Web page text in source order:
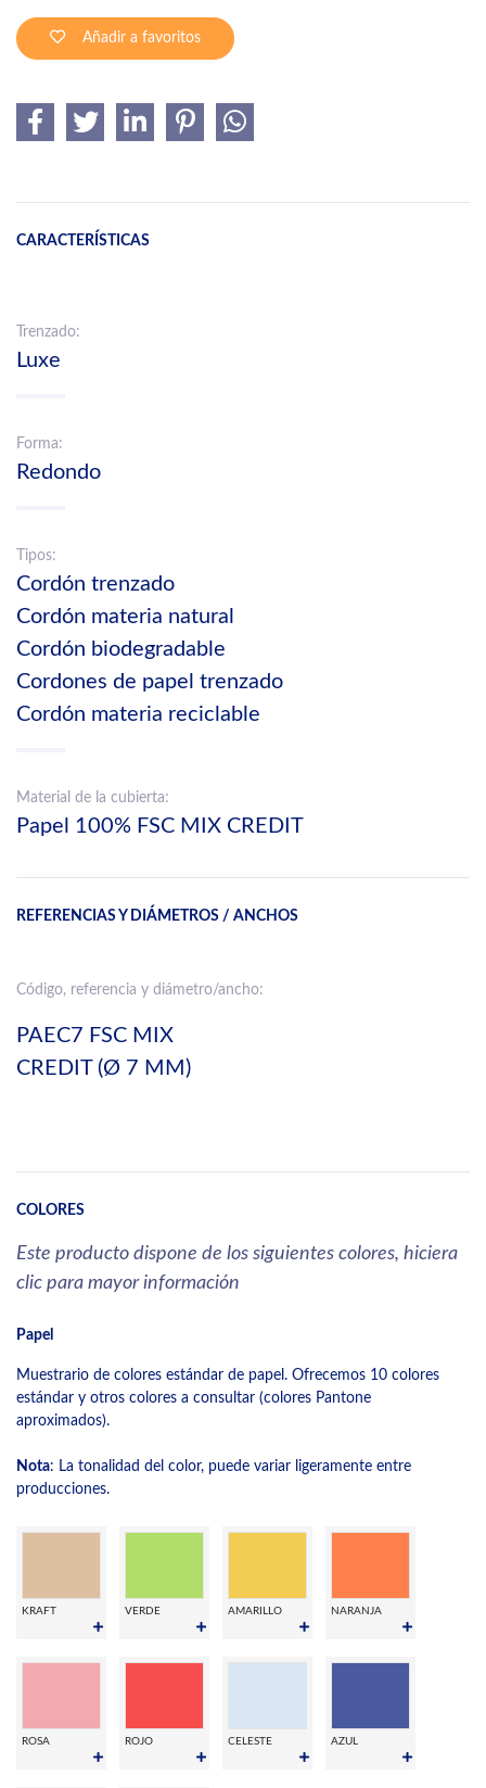
Añadir a favoritos
CARACTERÍSTICAS
Trenzado:
Luxe
Forma:
Redondo
Tipos:
Cordón trenzado
Cordón materia natural
Cordón biodegradable
Cordones de papel trenzado
Cordón materia reciclable
Material de la cubierta:
Papel 100% FSC MIX CREDIT
REFERENCIAS Y DIÁMETROS / ANCHOS
Código, referencia y diámetro/ancho:
PAEC7 FSC MIX
CREDIT (Ø 7 MM)
COLORES
Este producto dispone de los siguientes colores, hiciera
clic para mayor información
Papel
Muestrario de colores estándar de papel. Ofrecemos 10 colores
estándar y otros colores a consultar (colores Pantone
aproximados).
Nota: La tonalidad del color, puede variar ligeramente entre
producciones.
KRAFT VERDE AMARILLO NARANJA
ROSA ROJO CELESTE AZUL